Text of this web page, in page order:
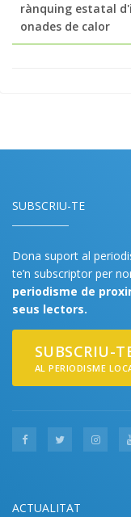
rànquing estatal
onades de calor
SUBSCRIU-TE
Dona suport al
te’n subscriptor per
periodisme de
seus lectors.
SUBSCRIU-
AL PERIODISME
ACTUALITAT